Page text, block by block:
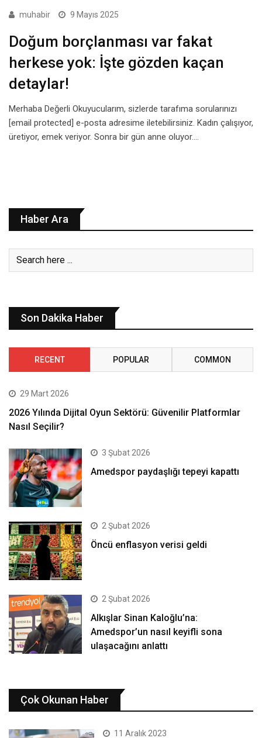
muhabir 9 Mayıs 2025
Doğum borçlanması var fakat
herkese yok: İşte gözden kaçan
detaylar!
Merhaba Değerli Okuyucularım, sizlerde tarafıma sorularınızı
[email protected] e-posta adresime iletebilirsiniz. Kadın çalışıyor,
üretiyor, emek veriyor. Sonra bir gün anne oluyor.…
Haber Ara
Son Dakika Haber
RECENT POPULAR COMMON
29 Mart 2026
2026 Yılında Dijital Oyun Sektörü: Güvenilir Platformlar
Nasıl Seçilir?
3 Şubat 2026
Amedspor paydaşlığı tepeyi kapattı
2 Şubat 2026
Öncü enflasyon verisi geldi
2 Şubat 2026
Alkışlar Sinan Kaloğlu’na:
Amedspor’un nasıl keyifli sona
ulaşacağını anlattı
Çok Okunan Haber
11 Aralık 2023